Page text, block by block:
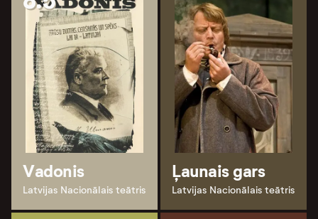
Vadonis
Latvijas Nacionālais teātris
Ļaunais gars
Latvijas Nacionālais teātris